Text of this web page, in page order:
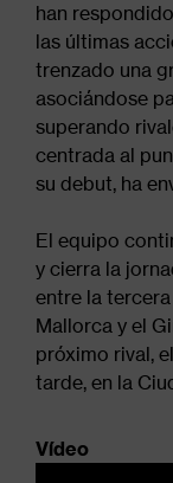
han
las últimas
trenzado una
asociándose
superando
centrada al
su debut, ha
El equipo
y cierra la
entre la
Mallorca y el
próximo rival,
tarde, en la
Vídeo